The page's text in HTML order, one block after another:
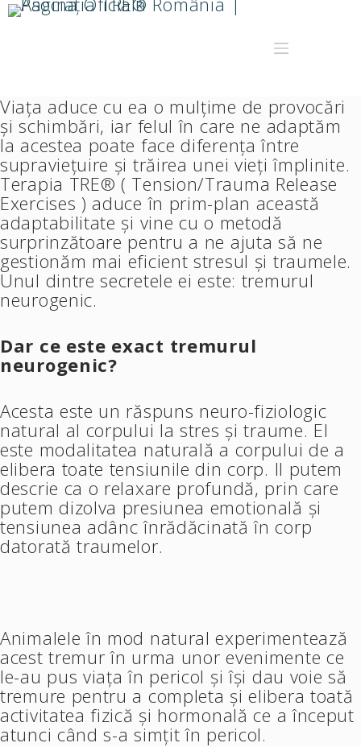
Viața aduce cu ea o mulțime de provocări
și schimbări, iar felul în care ne adaptăm
la acestea poate face diferența între
supraviețuire și trăirea unei vieți împlinite.
Terapia TRE® ( Tension/Trauma Release
Exercises ) aduce în prim-plan această
adaptabilitate și vine cu o metodă
surprinzătoare pentru a ne ajuta să ne
gestionăm mai eficient stresul și traumele.
Unul dintre secretele ei este: tremurul
neurogenic.
Dar ce este exact tremurul
neurogenic?
Acesta este un răspuns neuro-fiziologic
natural al corpului la stres și traume. El
este modalitatea naturală a corpului de a
elibera toate tensiunile din corp. Il putem
descrie ca o relaxare profundă, prin care
putem dizolva presiunea emotională și
tensiunea adânc înrădăcinată în corp
datorată traumelor.
Animalele în mod natural experimentează
acest tremur în urma unor evenimente ce
le-au pus viața în pericol și își dau voie să
tremure pentru a completa și elibera toată
activitatea fizică și hormonală ce a început
atunci când s-a simțit în pericol.